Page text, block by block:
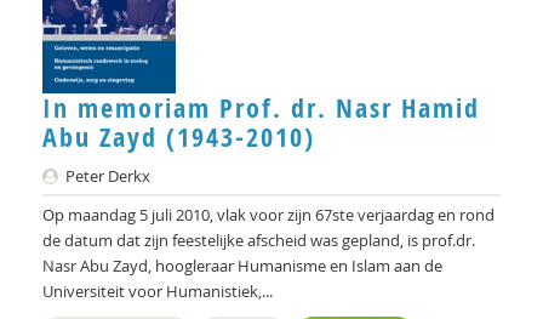
Gert Jan Geling
Ank Kramer
Atreyee Majumder
Brecht Molenaar
Mieke Moor
Frédéric V ndenberghe
In memoriam Prof. dr. Nasr Hamid
Abu Zayd (1943-2010)
Peter Derkx
Op maandag 5 juli 2010, vlak voor zijn 67ste verjaardag en rond
de datum dat zijn feestelijke afscheid was gepland, is prof.dr.
Nasr Abu Zayd, hoogleraar Humanisme en Islam aan de
Universiteit voor Humanistiek,...